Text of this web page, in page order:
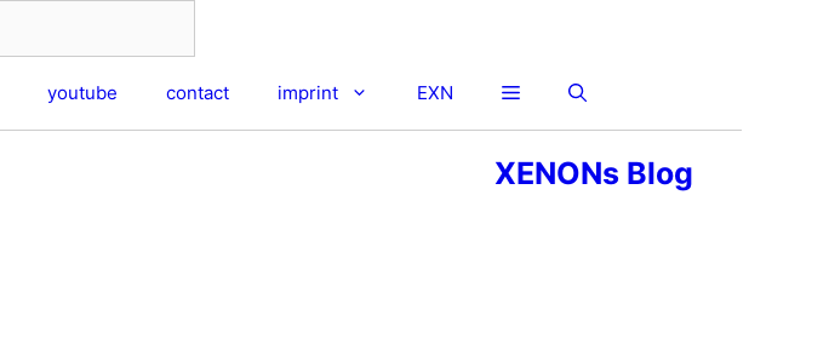
youtube contact imprint EXN
XENONs Blog